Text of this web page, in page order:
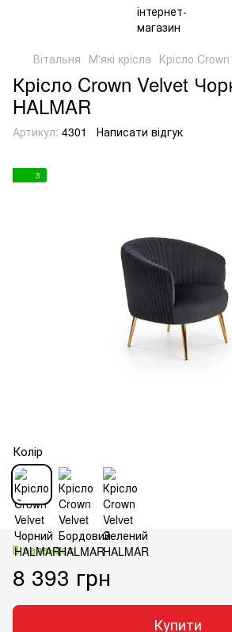
Вітальня М'які крісла Крісло
Крісло Crown Velvet
HALMAR
Артикул: 4301 Написати відгук
3
Колір
В наявності
8 393 грн
Купити